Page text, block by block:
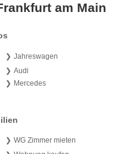
am Main
Jahreswagen
Audi
Mercedes
WG Zimmer mieten